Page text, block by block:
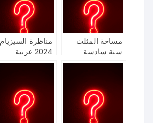
مساحة المثلث
سنة سادسة
مناظرة السيزيام
2024 عربية